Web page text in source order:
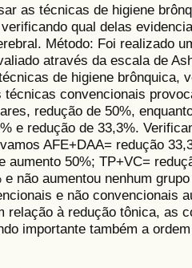
as técnicas de higiene
qual delas
Método: Foi realizado
através da escala de
de higiene brônquica,
técnicas convencionais
redução de 50%,
e redução de 33,3%.
AFE+DAA= redução
aumento 50%; TP+VC=
e não aumentou nenhum
e não convencionais
relação à redução tônica, as
importante também a